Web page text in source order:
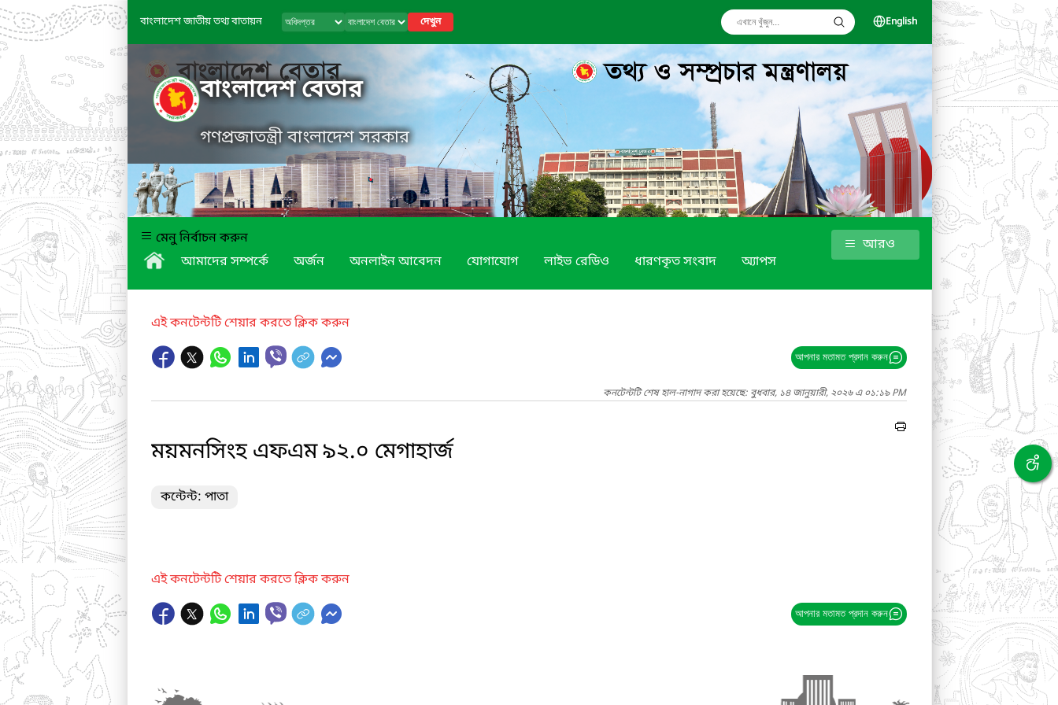
বাংলাদেশ জাতীয় তথ্য বাতায়ন দেখুন English
বাংলাদেশ বেতার
গণপ্রজাতন্ত্রী বাংলাদেশ সরকার
মেনু নির্বাচন করুন
আমাদের সম্পর্কে
অর্জন অনলাইন আবেদন যোগাযোগ লাইভ রেডিও ধারণকৃত সংবাদ অ্যাপস
আরও
এই কনটেন্টটি শেয়ার করতে ক্লিক করুন
আপনার মতামত প্রদান করুন
কনটেন্টটি শেষ হাল-নাগাদ করা হয়েছে: বুধবার, ১৪ জানুয়ারী, ২০২৬ এ ০১:১৯ PM
ময়মনসিংহ এফএম ৯২.০ মেগাহার্জ
কন্টেন্ট: পাতা
এই কনটেন্টটি শেয়ার করতে ক্লিক করুন
আপনার মতামত প্রদান করুন